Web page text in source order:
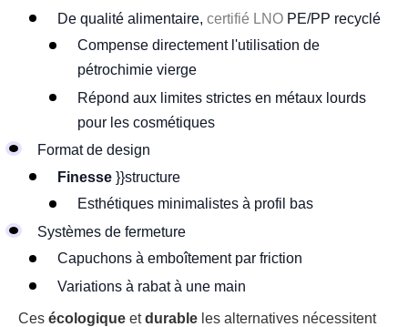
De qualité alimentaire, certifié LNO PE/PP recyclé
Compense directement l'utilisation de
pétrochimie vierge
Répond aux limites strictes en métaux lourds
pour les cosmétiques
Format de design
Finesse }}structure
Esthétiques minimalistes à profil bas
Systèmes de fermeture
Capuchons à emboîtement par friction
Variations à rabat à une main
Ces écologique etdurable les alternatives nécessitent